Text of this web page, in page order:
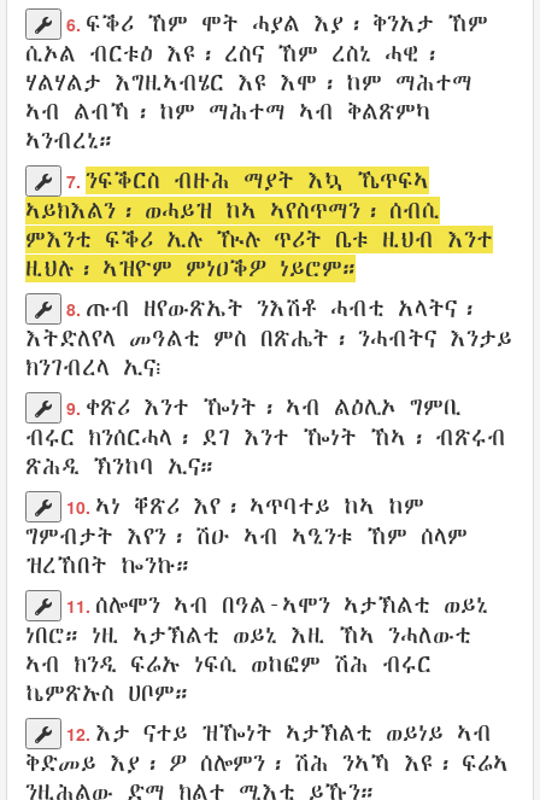
6. ፍቕሪ ኸም ሞት ሓያል እያ፡ ቅንአታ ኸም
ሲኦል ብርቱዕ እዩ፡ ረስና ኸም ረስኒ ሓዊ ፡
ሃልሃልታ እግዚኣብሄር እዩ እሞ፡ ከም ማሕተማ
ኣብ ልብኻ ፡ ከም ማሕተማ ኣብ ቅልጽምካ
ኣንብረኒ።
7. ንፍቕርስ ብዙሕ ማያት እኳ ኼጥፍኣ
ኣይክእልን ፡ ወሓይዝ ከኣ ኣየስጥማን ፡ ሰብሲ
ምእንቲ ፍቕሪ ኢሉ ዂሉ ጥሪት ቤቱ ዚህብ እንተ
ዚህሉ፡ ኣዝዮም ምነዐቕዎ ነይሮም።
8. ጡብ ዘየውጽኤት ንእሽቶ ሓብቲ አላትና፡
እትድለየላ መዓልቲ ምስ በጽሔት፡ ንሓብትና እንታይ
ክንገብረላ ኢና፧
9. ቀጽሪ እንተ ዀነት፡ ኣብ ልዕሊኦ ግምቢ
ብሩር ክንሰርሓላ ፡ ደገ እንተ ዀነት ኸኣ፡ ብጽሩብ
ጽሕዲ ኽንከባ ኢና።
10. ኣነ ቐጽሪ እየ፡ ኣጥባተይ ከኣ ከም
ግምብታት እየን፡ ሽዑ ኣብ ኣዒንቱ ኸም ሰላም
ዝረኸበት ኰንኩ።
11. ሰሎሞን ኣብ በዓል-ኣሞን ኣታኽልቲ ወይኒ
ነበሮ። ነዚ ኣታኽልቲ ወይኒ እዚ ኸኣ ንሓለውቲ
ኣብ ክንዲ ፍሬኡ ነፍሲ ወከፎም ሽሕ ብሩር
ኬምጽኡስ ሀቦም።
12. እታ ናተይ ዝዀነት ኣታኽልቲ ወይነይ ኣብ
ቅድመይ እያ፡ ዎ ሰሎምን ፡ ሽሕ ንኣኻ እዩ፡ ፍሬኣ
ንዚሕልው ድማ ክልተ ሚእቲ ይኹን።